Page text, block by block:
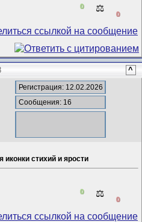
0 ⚖️
0
^
Регистрация: 12.02.2026
Сообщения: 16
стихий и ярости
0 ⚖️
0